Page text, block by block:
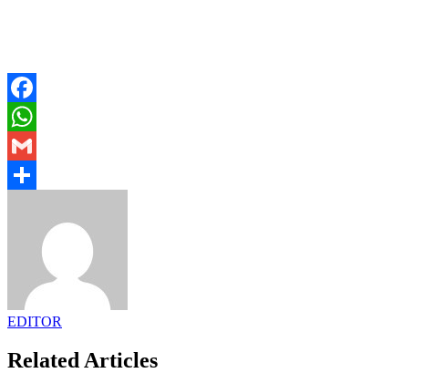
Facebook
WhatsApp
Gmail
EDITOR
Related Articles